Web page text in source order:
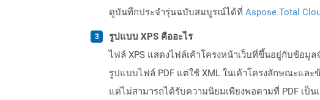
ดูบันทึกประจำรุ่นฉบับสมบูรณ์ได้ที่ Aspose.Total
รูปแบบ XPS คืออะไร
ไฟล์ XPS แสดงไฟล์เค้าโครงหน้าเว็บที่ขึ้นอยู่กับข้อมู
รูปแบบไฟล์ PDF แต่ใช้ XML ในเค้าโครงลักษณะแล
แต่ไม่สามารถได้รับความนิยมเพียงพอตามที่ PDF เป็น